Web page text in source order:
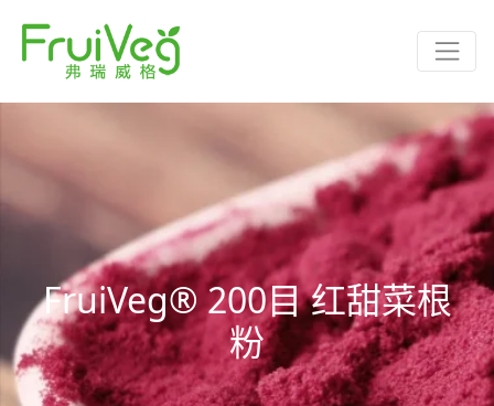
FruiVeg® 200目 红甜菜根
粉